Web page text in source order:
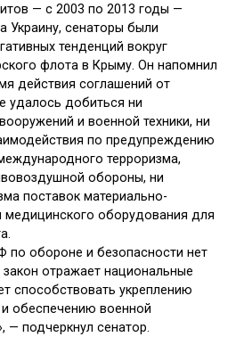
— с 2003 по 2013 годы —
Украину, сенаторы были
тенденций вокруг
флота в Крыму. Он напомнил
действия соглашений от
удалось добиться ни
и военной техники, ни
по предупреждению
терроризма,
обороны, ни
поставок материально-
медицинского оборудования для
по обороне и безопасности нет
отражает национальные
способствовать укреплению
обеспечению военной
— подчеркнул сенатор.